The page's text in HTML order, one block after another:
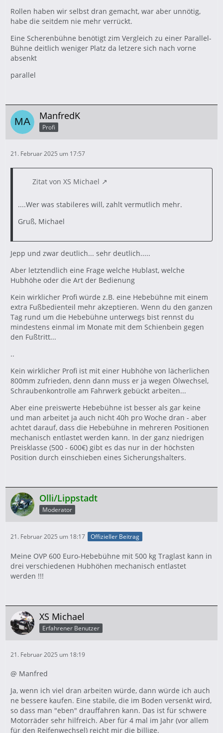
Rollen haben wir selbst dran gemacht, war aber unnötig,
habe die seitdem nie mehr verrückt.
Eine Scherenbühne benötigt zim Vergleich zu einer Parallel-
Bühne deitlich weniger Platz da letzere sich nach vorne
absenkt
parallel
ManfredK
Profi
21. Februar 2025 um 17:57
Zitat von XS Michael
....Wer was stabileres will, zahlt vermutlich mehr.
Gruß, Michael
Jepp und zwar deutlich... sehr deutlich.....
Aber letztendlich eine Frage welche Hublast, welche
Hubhöhe oder die Art der Bedienung
Kein wirklicher Profi würde z.B. eine Hebebühne mit einem
extra Fußbedienteil mehr akzeptieren. Wenn du den ganzen
Tag rund um die Hebebühne unterwegs bist rennst du
mindestens einmal im Monate mit dem Schienbein gegen
den Fußtritt...
..
Kein wirklicher Profi ist mit einer Hubhöhe von lächerlichen
800mm zufrieden, denn dann muss er ja wegen Ölwechsel,
Schraubenkontrolle am Fahrwerk gebückt arbeiten...
Aber eine preiswerte Hebebühne ist besser als gar keine
und man arbeitet ja auch nicht 40h pro Woche dran - aber
achtet darauf, dass die Hebebühne in mehreren Positionen
mechanisch entlastet werden kann. In der ganz niedrigen
Preisklasse (500 - 600€) gibt es das nur in der höchsten
Position durch einschieben eines Sicherungshalters.
Olli/Lippstadt
Moderator
21. Februar 2025 um 18:17 Offizieller Beitrag
Meine OVP 600 Euro-Hebebühne mit 500 kg Traglast kann in
drei verschiedenen Hubhöhen mechanisch entlastet
werden !!!
XS Michael
Erfahrener Benutzer
21. Februar 2025 um 18:19
@ Manfred
Ja, wenn ich viel dran arbeiten würde, dann würde ich auch
ne bessere kaufen. Eine stabile, die im Boden versenkt wird,
so dass man "eben" drauffahren kann. Das ist für schwere
Motorräder sehr hilfreich. Aber für 4 mal im Jahr (vor allem
für den Reifenwechsel) reicht mir die billige.